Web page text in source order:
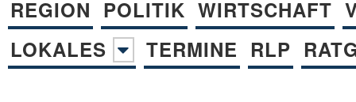
REGION POLITIK WIRTSCHAFT
LOKALES
TERMINE RLP